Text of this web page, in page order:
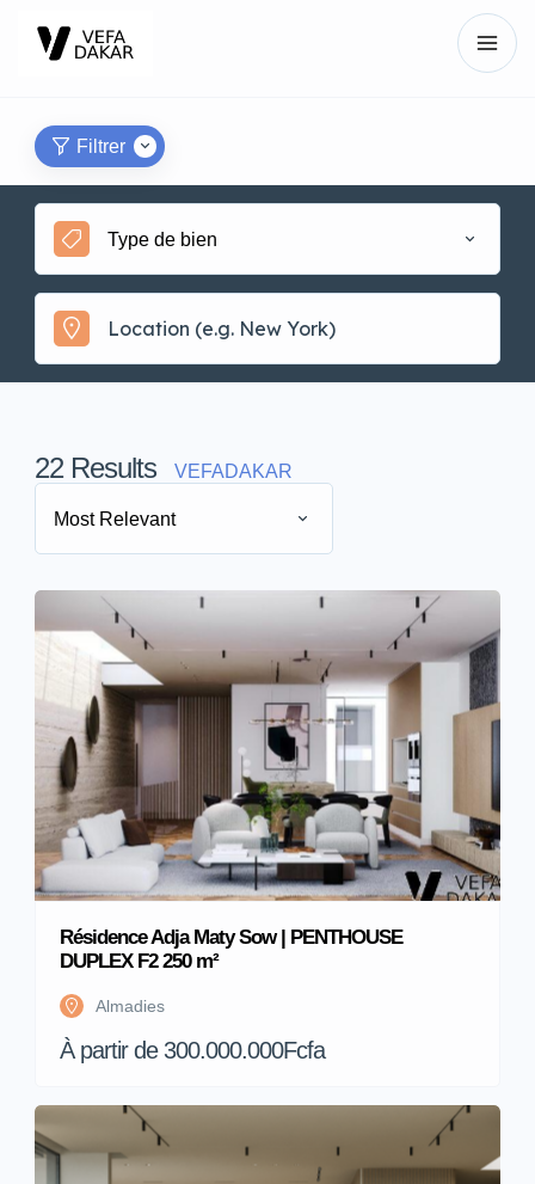
Filtrer
Type de bien
22 Results VEFADAKAR
Most Relevant
Résidence Adja Maty Sow | PENTHOUSE
DUPLEX F2 250 m²
Almadies
À partir de 300.000.000Fcfa